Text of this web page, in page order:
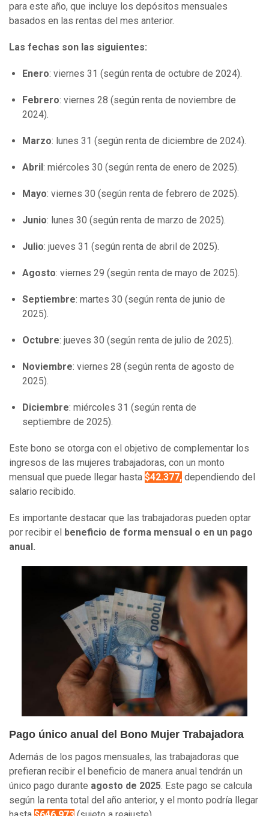
para este año, que incluye los depósitos mensuales
basados en las rentas del mes anterior.
Las fechas son las siguientes:
Enero: viernes 31 (según renta de octubre de 2024).
Febrero: viernes 28 (según renta de noviembre de
2024).
Marzo: lunes 31 (según renta de diciembre de 2024).
Abril : miércoles 30 (según renta de enero de 2025).
Mayo: viernes 30 (según renta de febrero de 2025).
Junio: lunes 30 (según renta de marzo de 2025).
Julio: jueves 31 (según renta de abril de 2025).
Agosto: viernes 29 (según renta de mayo de 2025).
Septiembre: martes 30 (según renta de junio de
2025).
Octubre: jueves 30 (según renta de julio de 2025).
Noviembre: viernes 28 (según renta de agosto de
2025).
Diciembre: miércoles 31 (según renta de
septiembre de 2025).
Este bono se otorga con el objetivo de complementar los
ingresos de las mujeres trabajadoras, con un monto
mensual que puede llegar hasta $42.377, dependiendo del
salario recibido.
Es importante destacar que las trabajadoras pueden optar
por recibir el
beneficio de forma mensual o en un pago
anual.
Pago único anual del Bono Mujer Trabajadora
Además de los pagos mensuales, las trabajadoras que
prefieran recibir el beneficio de manera anual tendrán un
único pago durante agosto de 2025. Este pago se calcula
según la renta total del año anterior, y el monto podría llegar